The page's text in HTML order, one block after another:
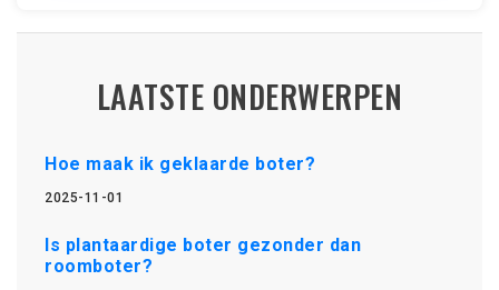
LAATSTE ONDERWERPEN
Hoe maak ik geklaarde boter?
2025-11-01
Is plantaardige boter gezonder dan
roomboter?